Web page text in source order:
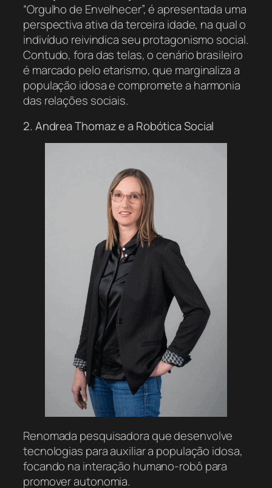
“Orgulho de Envelhecer”, é apresentada uma
perspectiva ativa da terceira idade, na qual o
indivíduo reivindica seu protagonismo social.
Contudo, fora das telas, o cenário brasileiro
é marcado pelo etarismo, que marginaliza a
população idosa e compromete a harmonia
das relações sociais.
2. Andrea Thomaz e a Robótica Social
Renomada pesquisadora que desenvolve
tecnologias para auxiliar a população idosa,
focando na interação humano-robô para
promover autonomia.